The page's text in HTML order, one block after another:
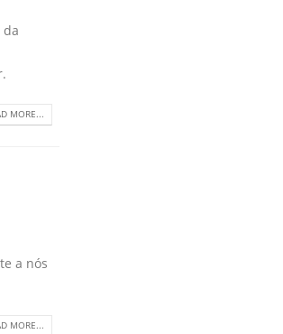
da
MORE...
a nós
MORE...